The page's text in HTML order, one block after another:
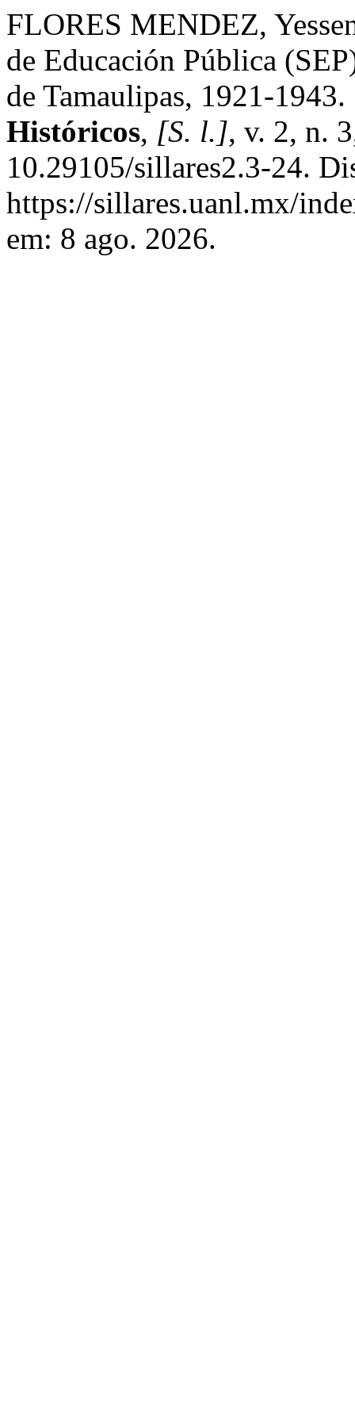
FLORES MENDEZ,
de Educación Pública
de Tamaulipas, 1921-1943.
Históricos, [S. l.], v. 2, n.
10.29105/sillares2.3-24.
https://sillares.uanl.mx/
em: 8 ago. 2026.